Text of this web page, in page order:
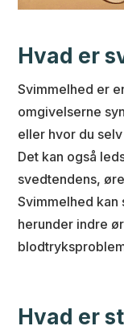
Hvad er
Svimmelhed er
omgivelserne
eller hvor du
Det kan også
svedtendens,
Svimmelhed
herunder indre
Hvad er